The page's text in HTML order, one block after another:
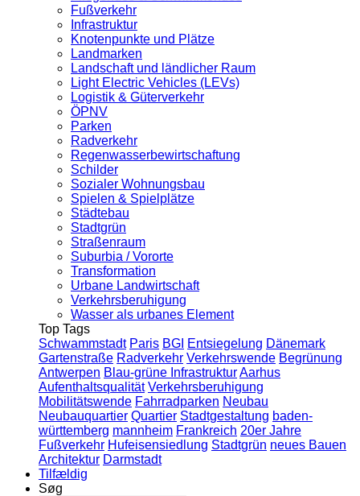
Fußverkehr
Infrastruktur
Knotenpunkte und Plätze
Landmarken
Landschaft und ländlicher Raum
Light Electric Vehicles (LEVs)
Logistik & Güterverkehr
ÖPNV
Parken
Radverkehr
Regenwasserbewirtschaftung
Schilder
Sozialer Wohnungsbau
Spielen & Spielplätze
Städtebau
Stadtgrün
Straßenraum
Suburbia / Vororte
Transformation
Urbane Landwirtschaft
Verkehrsberuhigung
Wasser als urbanes Element
Top Tags
Schwammstadt Paris BGI Entsiegelung Dänemark
Gartenstraße Radverkehr Verkehrswende Begrünung
Antwerpen Blau-grüne InfrastrukturAarhus
Aufenthaltsqualität Verkehrsberuhigung
Mobilitätswende Fahrradparken Neubau
Neubauquartier Quartier Stadtgestaltung baden-
württemberg mannheim Frankreich 20er Jahre
Fußverkehr Hufeisensiedlung Stadtgrün neues Bauen
Architektur Darmstadt
Tilfældig
Søg